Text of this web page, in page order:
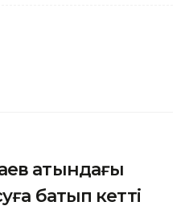
атындағы
батып кетті